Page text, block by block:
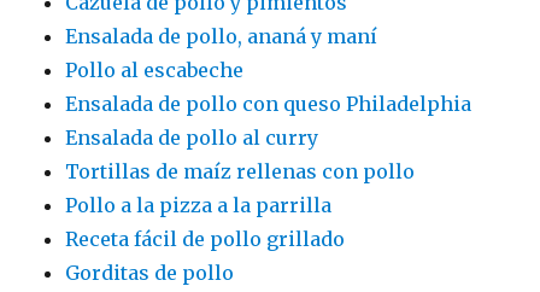
Ensalada de pollo, ananá y maní
Pollo al escabeche
Ensalada de pollo con queso Philadelphia
Ensalada de pollo al curry
Tortillas de maíz rellenas con pollo
Pollo a la pizza a la parrilla
Receta fácil de pollo grillado
Gorditas de pollo